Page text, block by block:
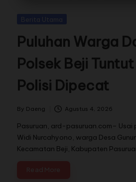
Berita Utama
Puluhan Warga
Polsek Beji
Polisi Dipecat
By Daeng Agustus 4, 2026
Pasuruan, ard-pasuruan.com– Usai
Widi Nurcahyono, warga Desa
Kecamatan Beji, Kabupaten